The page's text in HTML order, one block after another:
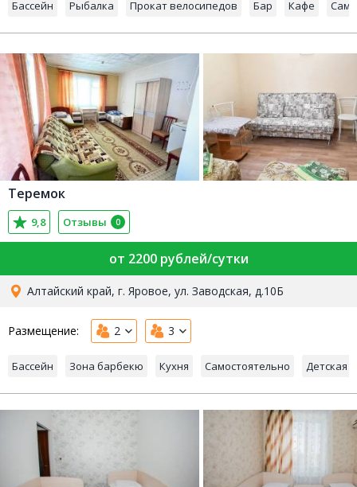
Бассейн Рыбалка Прокат велосипедов Бар Кафе
Теремок
9,8 Отзывы 0
от 2200 рублей/сутки
Алтайский край, г. Яровое, ул. Заводская, д.10Б
Размещение: 2 3
Бассейн Зона барбекю Кухня Самостоятельно Детская